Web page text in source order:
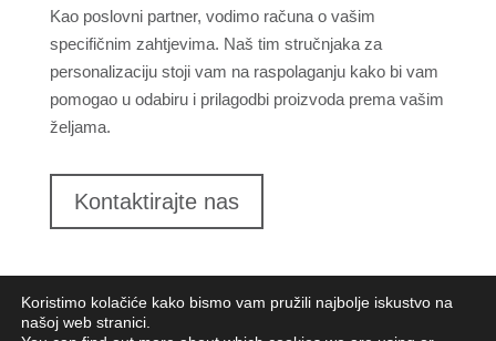
Kao poslovni partner, vodimo računa o vašim
specifičnim zahtjevima. Naš tim stručnjaka za
personalizaciju stoji vam na raspolaganju kako bi vam
pomogao u odabiru i prilagodbi proizvoda prema vašim
željama.
Kontaktirajte nas
Koristimo kolačiće kako bismo vam pružili najbolje iskustvo na
našoj web stranici.